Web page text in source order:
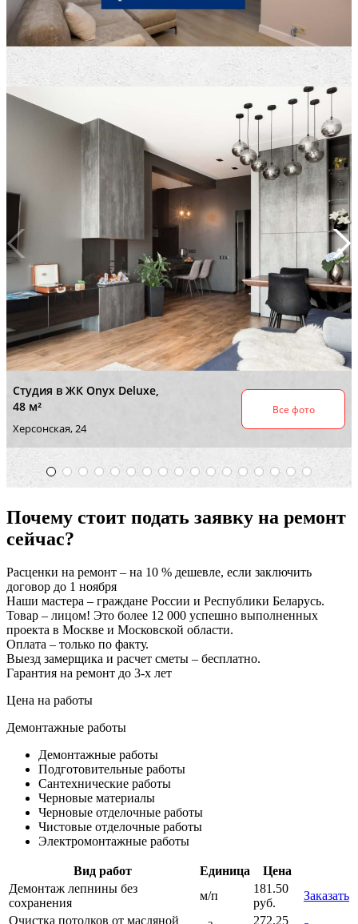
Почему стоит подать заявку на ремонт
сейчас?
Расценки на ремонт – на 10 % дешевле, если заключить
договор до 1 ноября
Наши мастера – граждане России и Республики Беларусь.
Товар – лицом! Это более 12 000 успешно выполненных
проекта в Москве и Московской области.
Оплата – только по факту.
Выезд замерщика и расчет сметы – бесплатно.
Гарантия на ремонт до 3-х лет
Цена на работы
Демонтажные работы
Демонтажные работы
Подготовительные работы
Сантехнические работы
Черновые материалы
Черновые отделочные работы
Чистовые отделочные работы
Электромонтажные работы
Вид работ Единица
Цена
Демонтаж лепнины без
сохранения
м/п
181.50
руб.
Заказать
Очистка потолков от масляной
272.25